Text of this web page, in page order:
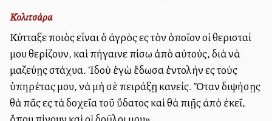
Κολιτσάρα
Κύτταξε ποιὸς εἶναι ὁ ἀγρὸς εἰς τὸν ὁποῖον οἱ θερισταί
μου θερίζουν, καὶ πήγαινε πίσω ἀπὸ αὐτούς, διὰ νὰ
μαζεύῃς στάχυα. Ἰδοὺ ἐγὼ ἔδωσα ἐντολὴν εἰς τοὺς
ὑπηρέτας μου, νὰ μὴ σὲ πειράξῃ κανείς. Ὅταν διψήσῃς
θὰ πᾶς εἰς τὰ δοχεῖα τοῦ ὕδατος καὶ θὰ πιῇς ἀπὸ ἐκεῖ,